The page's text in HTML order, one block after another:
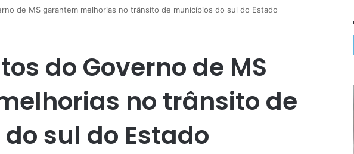
de MS garantem melhorias no trânsito de municípios do sul do Estado
do Governo de MS
no trânsito de
sul do Estado